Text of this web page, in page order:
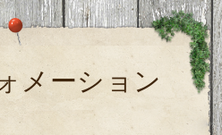
メーション